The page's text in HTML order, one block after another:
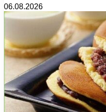
06.08.2026